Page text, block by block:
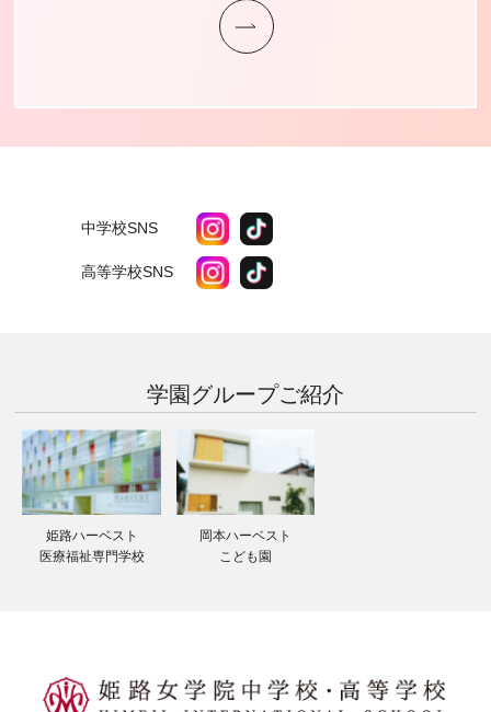
中学校SNS
高等学校SNS
学園グループご紹介
姫路ハーベスト
医療福祉専門学校
岡本ハーベスト
こども園